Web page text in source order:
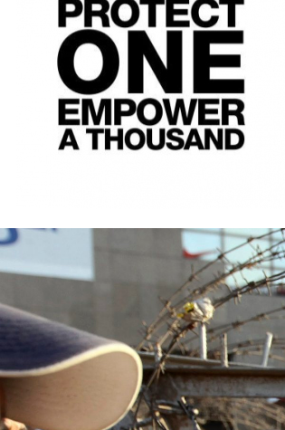
egypt-
general-
context.jpg